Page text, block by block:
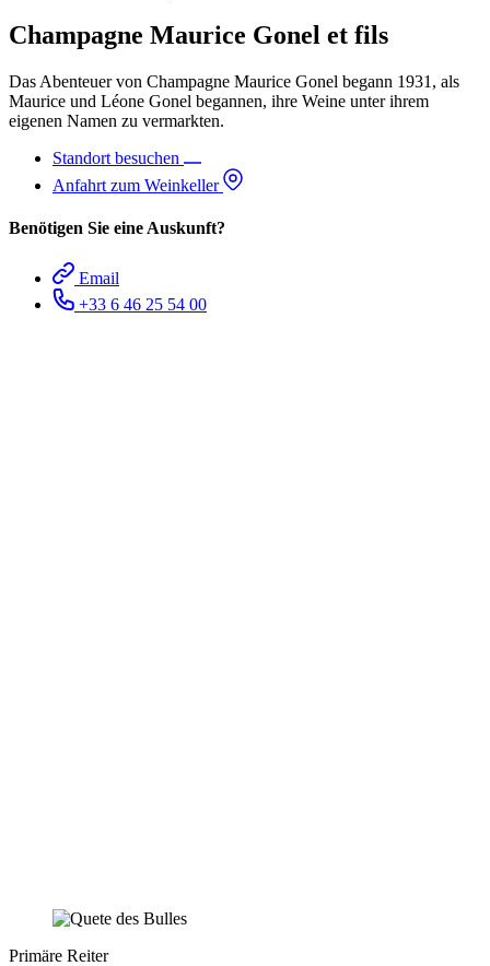
Champagne Maurice Gonel et fils
Das Abenteuer von Champagne Maurice Gonel begann 1931, als
Maurice und Léone Gonel begannen, ihre Weine unter ihrem
eigenen Namen zu vermarkten.
Standort besuchen
Anfahrt zum Weinkeller
Benötigen Sie eine Auskunft?
Email
+33 6 46 25 54 00
Primäre Reiter